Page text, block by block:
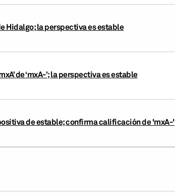
Hidalgo; la perspectiva es estable
de ‘mxA-’; la perspectiva es estable
de estable; confirma calificación de 'mxA-'